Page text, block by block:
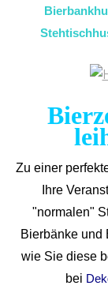
Zu einer
Ihre
"normalen"
Bierbänke und
wie Sie diese
bei